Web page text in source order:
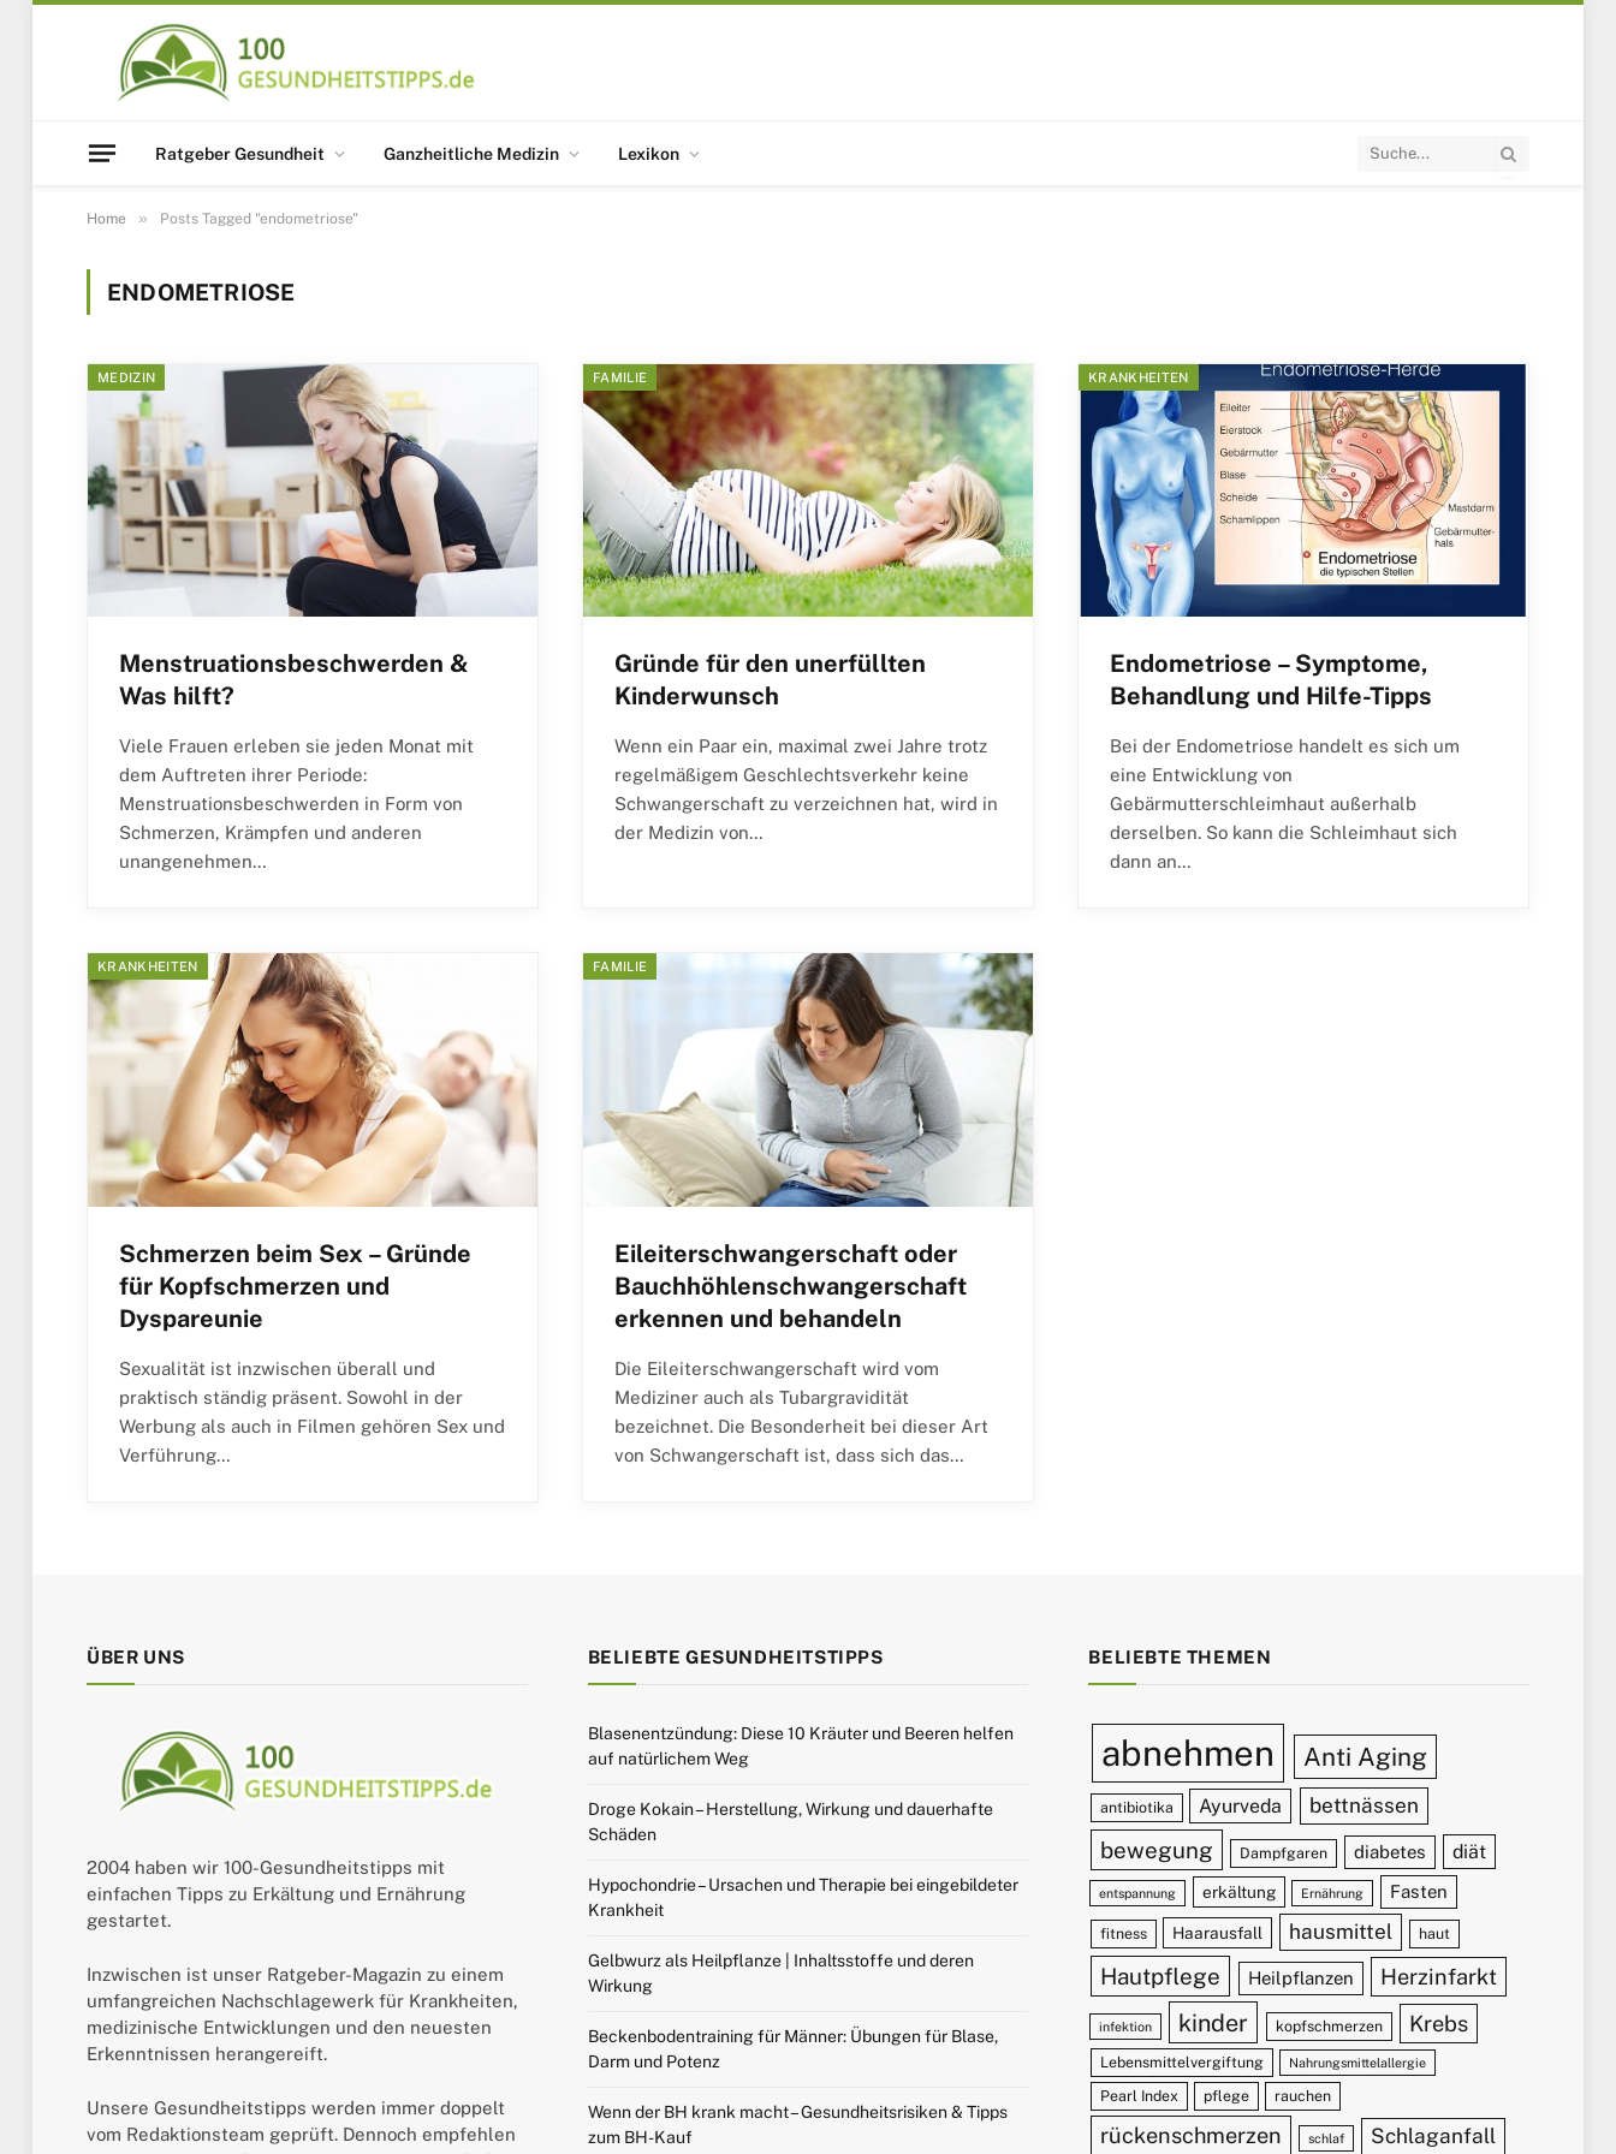
Ratgeber Gesundheit Ganzheitliche Medizin Lexikon
Home » Posts Tagged "endometriose"
ENDOMETRIOSE
MEDIZIN
Menstruationsbeschwerden &
Was hilft?
Viele Frauen erleben sie jeden Monat mit
dem Auftreten ihrer Periode:
Menstruationsbeschwerden in Form von
Schmerzen, Krämpfen und anderen
unangenehmen…
FAMILIE
Gründe für den unerfüllten
Kinderwunsch
Wenn ein Paar ein, maximal zwei Jahre trotz
regelmäßigem Geschlechtsverkehr keine
Schwangerschaft zu verzeichnen hat, wird in
der Medizin von…
KRANKHEITEN
Endometriose – Symptome,
Behandlung und Hilfe-Tipps
Bei der Endometriose handelt es sich um
eine Entwicklung von
Gebärmutterschleimhaut außerhalb
derselben. So kann die Schleimhaut sich
dann an…
KRANKHEITEN
Schmerzen beim Sex – Gründe
für Kopfschmerzen und
Dyspareunie
Sexualität ist inzwischen überall und
praktisch ständig präsent. Sowohl in der
Werbung als auch in Filmen gehören Sex und
Verführung…
FAMILIE
Eileiterschwangerschaft oder
Bauchhöhlenschwangerschaft
erkennen und behandeln
Die Eileiterschwangerschaft wird vom
Mediziner auch als Tubargravidität
bezeichnet. Die Besonderheit bei dieser Art
von Schwangerschaft ist, dass sich das…
ÜBER UNS
2004 haben wir 100-Gesundheitstipps mit
einfachen Tipps zu Erkältung und Ernährung
gestartet.
Inzwischen ist unser Ratgeber-Magazin zu einem
umfangreichen Nachschlagewerk für Krankheiten,
medizinische Entwicklungen und den neuesten
Erkenntnissen herangereift.
Unsere Gesundheitstipps werden immer doppelt
vom Redaktionsteam geprüft. Dennoch empfehlen
BELIEBTE GESUNDHEITSTIPPS
Blasenentzündung: Diese 10 Kräuter und Beeren helfen
auf natürlichem Weg
Droge Kokain – Herstellung, Wirkung und dauerhafte
Schäden
Hypochondrie – Ursachen und Therapie bei eingebildeter
Krankheit
Gelbwurz als Heilpflanze | Inhaltsstoffe und deren
Wirkung
Beckenbodentraining für Männer: Übungen für Blase,
Darm und Potenz
Wenn der BH krank macht – Gesundheitsrisiken & Tipps
zum BH-Kauf
BELIEBTE THEMEN
abnehmen Anti Aging
antibiotika Ayurveda bettnässen
bewegung Dampfgaren diabetes diät
entspannung erkältung Ernährung Fasten
fitness Haarausfall hausmittel haut
Hautpflege Heilpflanzen Herzinfarkt
infektion kinder kopfschmerzen Krebs
Lebensmittelvergiftung Nahrungsmittelallergie
Pearl Index pflege rauchen
rückenschmerzen schlaf Schlaganfall